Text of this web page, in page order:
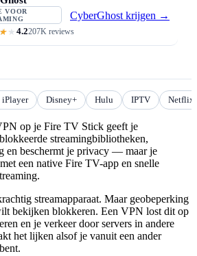
VOOR
4.2207K reviews
CyberGhost krijgen →
Disney+ Hulu IPTV Netflix
op je Fire TV Stick geeft je
streamingbibliotheken,
en beschermt je privacy — maar je
een native Fire TV-app en snelle
streamapparaat. Maar geobeperking
bekijken blokkeren. Een VPN lost dit op
en je verkeer door servers in andere
het lijken alsof je vanuit een ander